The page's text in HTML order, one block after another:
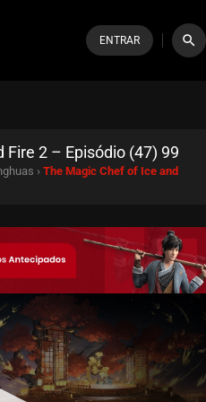
ENTRAR search
2 – Episódio (47) 99
› The Magic Chef of Ice and